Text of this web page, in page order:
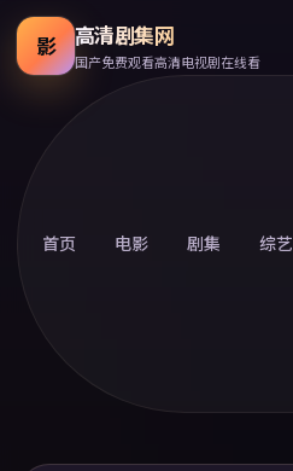
影 高清剧集网
国产免费观看高清电视剧在线看
首页 电影 剧集 综艺